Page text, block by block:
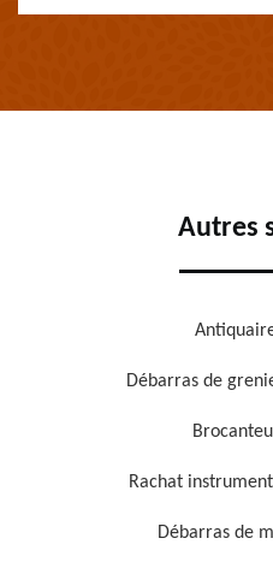
Autres
Débarras de
Rachat
Débarras de